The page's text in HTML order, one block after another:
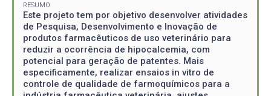
RESUMO
Este projeto tem por objetivo desenvolver atividades
de Pesquisa, Desenvolvimento e Inovação de
produtos farmacêuticos de uso veterinário para
reduzir a ocorrência de hipocalcemia, com
potencial para geração de patentes. Mais
especificamente, realizar ensaios in vitro de
controle de qualidade de farmoquímicos para a